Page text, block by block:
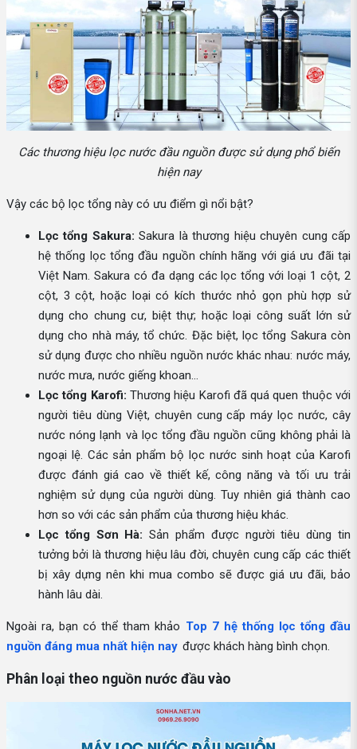
Các thương hiệu lọc nước đầu nguồn được sử dụng phổ biến
hiện nay
Vậy các bộ lọc tổng này có ưu điểm gì nổi bật?
Lọc tổng Sakura: Sakura là thương hiệu chuyên cung cấp
hệ thống lọc tổng đầu nguồn chính hãng với giá ưu đãi tại
Việt Nam. Sakura có đa dạng các lọc tổng với loại 1 cột, 2
cột, 3 cột, hoặc loại có kích thước nhỏ gọn phù hợp sử
dụng cho chung cư, biệt thự; hoặc loại công suất lớn sử
dụng cho nhà máy, tổ chức. Đặc biệt, lọc tổng Sakura còn
sử dụng được cho nhiều nguồn nước khác nhau: nước máy,
nước mưa, nước giếng khoan…
Lọc tổng Karofi: Thương hiệu Karofi đã quá quen thuộc với
người tiêu dùng Việt, chuyên cung cấp máy lọc nước, cây
nước nóng lạnh và lọc tổng đầu nguồn cũng không phải là
ngoại lệ. Các sản phẩm bộ lọc nước sinh hoạt của Karofi
được đánh giá cao về thiết kế, công năng và tối ưu trải
nghiệm sử dụng của người dùng. Tuy nhiên giá thành cao
hơn so với các sản phẩm của thương hiệu khác.
Lọc tổng Sơn Hà: Sản phẩm được người tiêu dùng tin
tưởng bởi là thương hiệu lâu đời, chuyên cung cấp các thiết
bị xây dựng nên khi mua combo sẽ được giá ưu đãi, bảo
hành lâu dài.
Ngoài ra, bạn có thể tham khảo Top 7 hệ thống lọc tổng đầu
nguồn đáng mua nhất hiện nay được khách hàng bình chọn.
Phân loại theo nguồn nước đầu vào